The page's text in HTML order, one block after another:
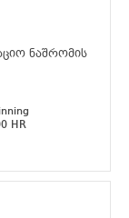
ნაშრომის
HR